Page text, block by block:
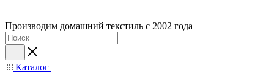
Производим домашний текстиль с 2002 года
Каталог